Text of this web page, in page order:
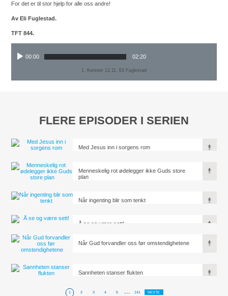
For det er til stor hjelp for alle oss andre!
Av Eli Fuglestad.
TFT 844.
00:00 02:20
1. Korinter 12,11, Eli Fuglestad
FLERE EPISODER I SERIEN
Med Jesus inn i sorgens rom
Menneskelig rot ødelegger ikke Guds store
plan
Når ingenting blir som tenkt
Å se og være sett!
Når Gud forvandler oss før omstendighetene
Sannheten stanser flukten
1 2 3 4 5 ... 141 NESTE